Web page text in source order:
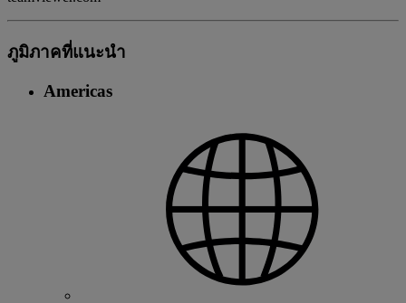
ภูมิภาคที่แนะนํา
Americas